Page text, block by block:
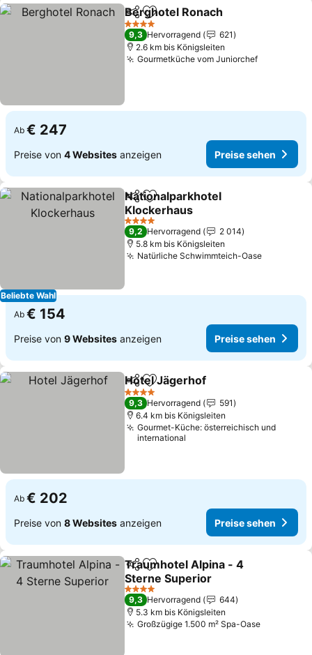
TeilenZu Favoriten hinzufügen
Berghotel Ronach
4 Sterne
9,3 Hervorragend
621
2.6 km bis Königsleiten
Gourmetküche vom JuniorchefPreise
Ab € 247
Preise von 4 Websites anzeigen Preise sehen
Beliebte Wahl
TeilenZu Favoriten hinzufügen
Nationalparkhotel
Klockerhaus
Preise sehen
4 Sterne
9,2 Hervorragend
2 014
5.8 km bis Königsleiten
Natürliche Schwimmteich-OasePreise
Ab € 154
Preise von 9 Websites anzeigen Preise sehen
TeilenZu Favoriten hinzufügen
Hotel Jägerhof
4 Sterne
9,3 Hervorragend
591
6.4 km bis Königsleiten
Gourmet-Küche: österreichisch und
international
Ab € 202
Preise von 8 Websites anzeigen Preise sehen
TeilenZu Favoriten hinzufügen
Traumhotel Alpina - 4
Sterne Superior
Preise sehen
4 Sterne
9,3 Hervorragend
644
5.3 km bis Königsleiten
Großzügige 1.500 m² Spa-OasePreise